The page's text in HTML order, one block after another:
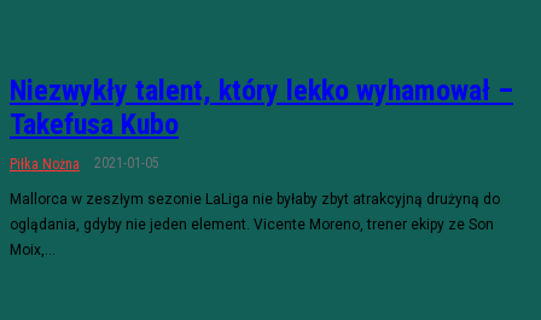
Niezwykły talent, który lekko wyhamował –
Takefusa Kubo
Piłka Nożna 2021-01-05
Mallorca w zeszłym sezonie LaLiga nie byłaby zbyt atrakcyjną drużyną do
oglądania, gdyby nie jeden element. Vicente Moreno, trener ekipy ze Son
Moix,...